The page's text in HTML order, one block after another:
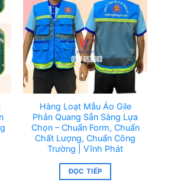
Hàng Loạt Mẫu Áo Gile
Phản Quang Sẵn Sàng Lựa
Chọn – Chuẩn Form, Chuẩn
Chất Lượng, Chuẩn Công
Trường | Vĩnh Phát
ĐỌC TIẾP